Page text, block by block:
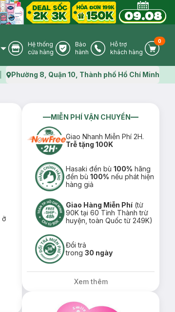
Store Icon
Hệ thống
cửa hàng
Warranty Icon
Bảo
hành
Phone Icon
Hỗ trợ
khách hàng
Cart
0
Map icon
Phường 8, Quận 10, Thành phố Hồ Chí Minh
ở
MIỄN PHÍ VẬN CHUYỂN
Giao Nhanh Miễn Phí 2H.
Trễ tặng 100K
Hasaki đền bù100% hãng
đền bù100% nếu phát hiện
hàng giả
Giao Hàng Miễn Phí (từ
90K tại 60 Tỉnh Thành trừ
huyện, toàn Quốc từ 249K)
Đổi trả
trong30 ngày
Xem thêm